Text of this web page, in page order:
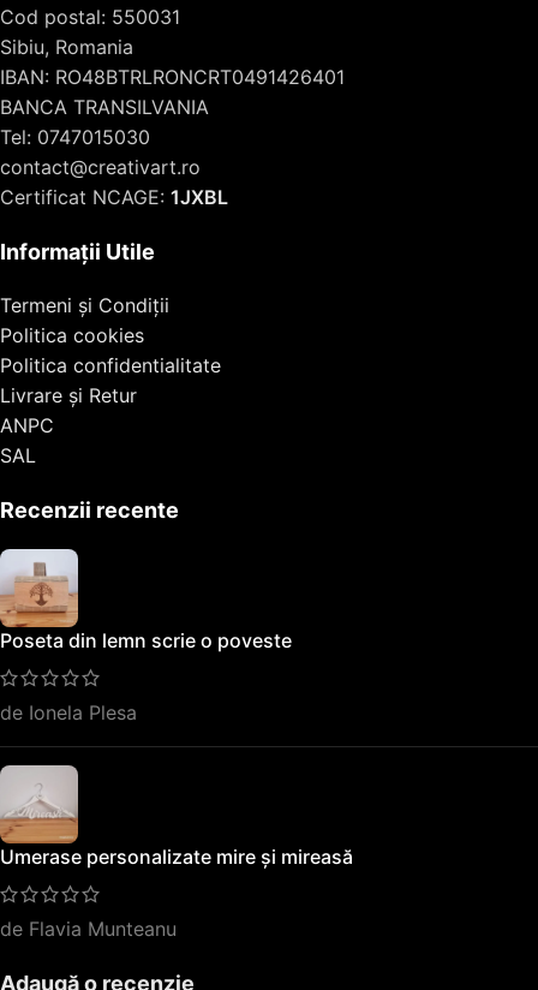
Cod postal: 550031
Sibiu, Romania
IBAN: RO48BTRLRONCRT0491426401
BANCA TRANSILVANIA
Tel: 0747015030
contact@creativart.ro
Certificat NCAGE: 1JXBL
Informații Utile
Termeni și Condiții
Politica cookies
Politica confidentialitate
Livrare și Retur
ANPC
SAL
Recenzii recente
Poseta din lemn scrie o poveste
de Ionela Plesa
Umerase personalizate mire și mireasă
de Flavia Munteanu
Adaugă o recenzie